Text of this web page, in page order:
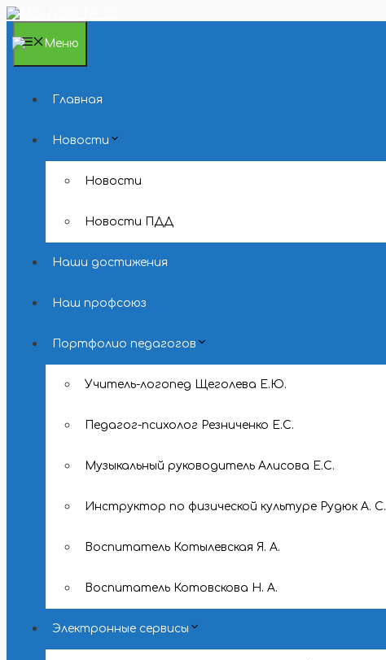
Перейти
содержимому
Меню
Главная
Новости
Новости
Новости ПДД
Наши достижения
Наш профсоюз
Портфолио педагогов
Учитель-логопед Щеголева Е.Ю.
Педагог-психолог Резниченко Е.С.
Музыкальный руководитель Алисова Е.С.
Инструктор по физической культуре Рудюк А. С.
Воспитатель Котылевская Я. А.
Воспитатель Котовскова Н. А.
Электронные сервисы